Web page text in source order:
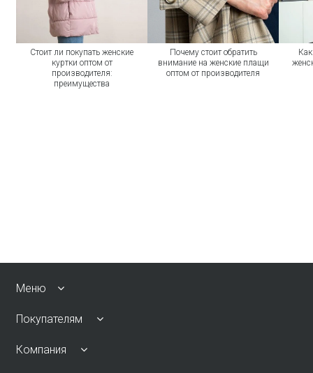
Стоит ли покупать женские
куртки оптом от
производителя:
преимущества
Почему стоит обратить
внимание на женские плащи
оптом от производителя
Меню
Покупателям
Компания